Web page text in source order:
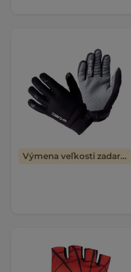
Výmena veľkosti zadarmo